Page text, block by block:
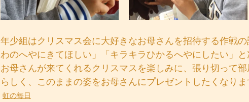
年少組はクリスマス会に大好きなお母さんを招待する作戦
わのへやにきてほしい」「キラキラひかるへやにしたい」と
お母さんが来てくれるクリスマスを楽しみに、張り切って
らしく、このままの姿をお母さんにプレゼントしたくなりま
虹の毎日